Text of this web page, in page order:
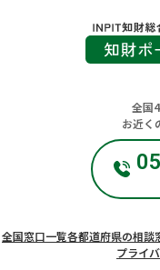
全国
お近く
全国窓口一覧各都道府県の相談
プライ